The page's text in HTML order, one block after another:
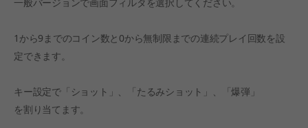
1から9までのコイン数と0から無制限までの連続プレイ回数を設
定できます。
キー設定で「ショット」、「たるみショット」、「爆弾」
を割り当てます。